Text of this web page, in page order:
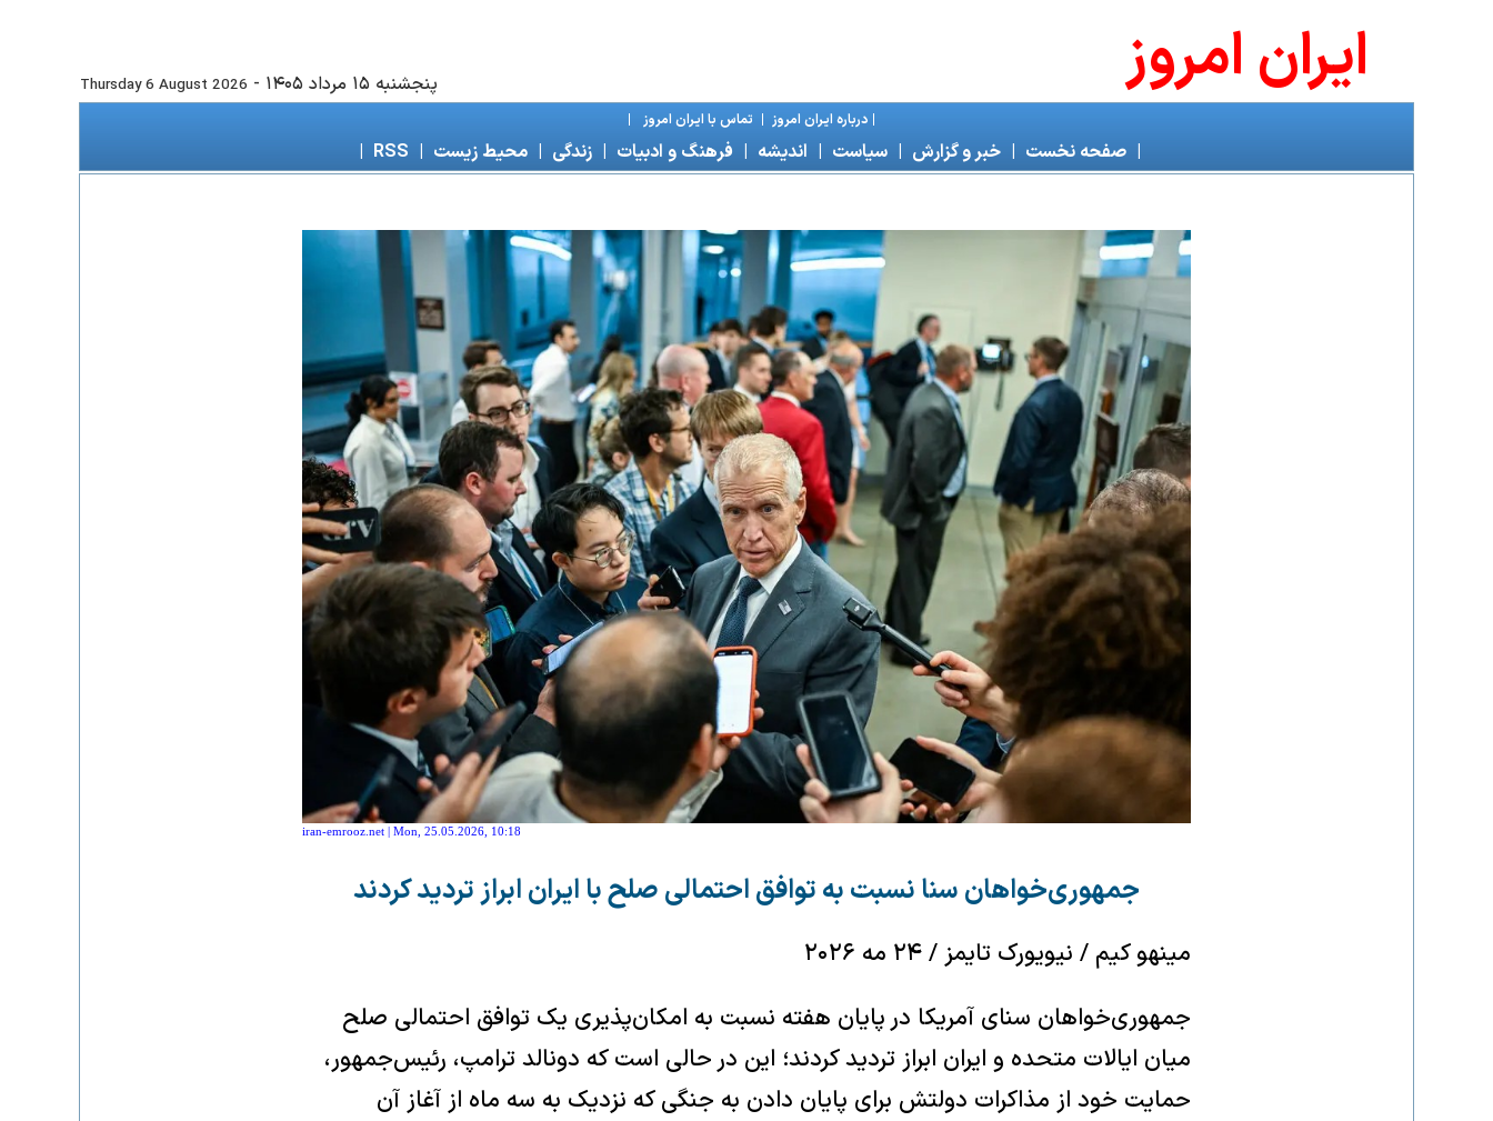
پنجشنبه ۱۵ مرداد ۱۴۰۵ -
Thursday 6 August 2026 ايران امروز
|درباره ايران امروز | تماس با ايران امروز |
|صفحه نخست |خبر و گزارش |سياست | انديشه | فرهنگ و ادبيات |زندگی |محیط زیست |
RSS
|
iran-emrooz.net | Mon, 25.05.2026, 10:18
جمهوری‌خواهان سنا نسبت به توافق احتمالی صلح با ایران ابراز تردید کردند
مینهو کیم / نیویورک تایمز / ۲۴ مه ۲۰۲۶
جمهوری‌خواهان سنای آمریکا در پایان هفته نسبت به امکان‌پذیری یک توافق احتمالی صلح
میان ایالات متحده و ایران ابراز تردید کردند؛ این در حالی است که دونالد ترامپ، رئیس‌جمهور،
حمایت خود از مذاکرات دولتش برای پایان دادن به جنگی که نزدیک به سه ماه از آغاز آن